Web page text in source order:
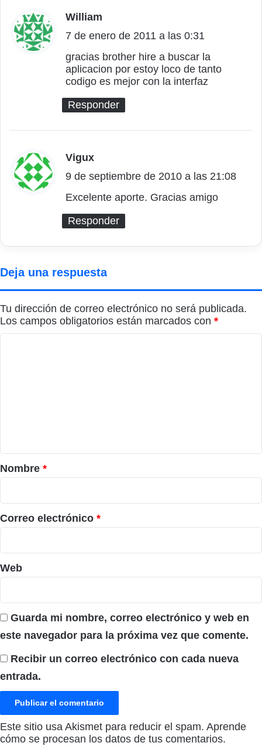
William
i
c
e
7 de enero de 2011 a las 0:31
gracias brother hire a buscar la
aplicacion por estoy loco de tanto
codigo es mejor con la interfaz
Responder
Vigux
i
c
e
9 de septiembre de 2010 a las 21:08
Excelente aporte. Gracias amigo
Responder
Deja una respuesta
Tu dirección de correo electrónico no será publicada.
Los campos obligatorios están marcados con *
r
i
o
*
Nombre *
Correo electrónico *
Web
Guarda mi nombre, correo electrónico y web en
este navegador para la próxima vez que comente.
Recibir un correo electrónico con cada nueva
entrada.
Este sitio usa Akismet para reducir el spam. Aprende
cómo se procesan los datos de tus comentarios.